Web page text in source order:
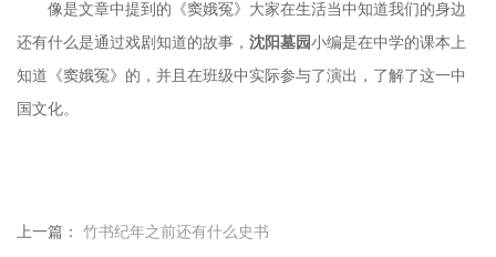
像是文章中提到的《窦娥冤》大家在生活当中知道我们的身边
还有什么是通过戏剧知道的故事， 沈阳墓园小编是在中学的课本上
知道《窦娥冤》的，并且在班级中实际参与了演出，了解了这一中
国文化。
上一篇： 竹书纪年之前还有什么史书